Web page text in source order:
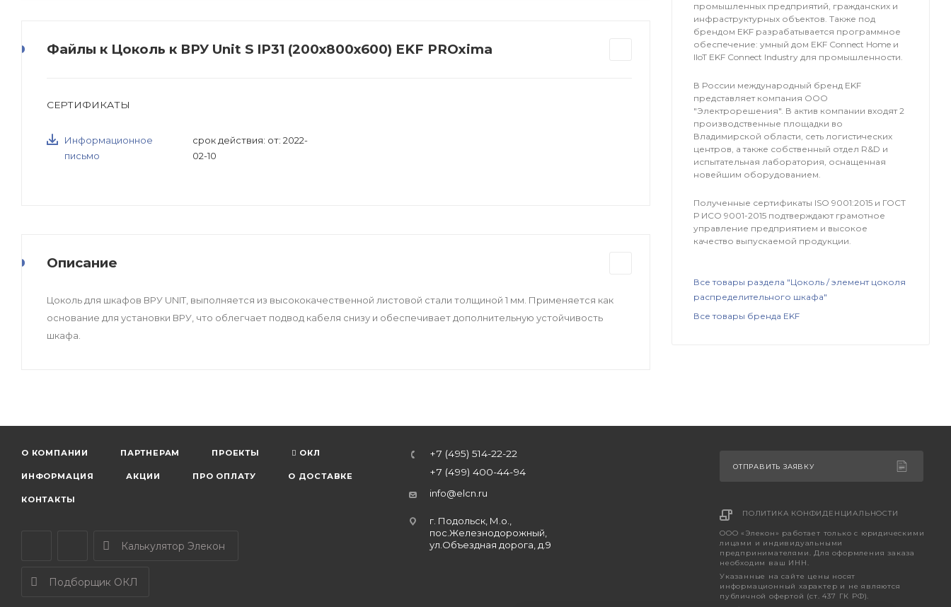
Файлы к Цоколь к ВРУ Unit S IP31 (200х800х600) EKF PROxima
СЕРТИФИКАТЫ
Информационное
письмо
срок действия: от: 2022-
02-10
Описание
Цоколь для шкафов ВРУ UNIT, выполняется из высококачественной листовой стали толщиной 1 мм. Применяется как
основание для установки ВРУ, что облегчает подвод кабеля снизу и обеспечивает дополнительную устойчивость
шкафа.
промышленных предприятий, гражданских и
инфраструктурных объектов. Также под
брендом EKF разрабатывается программное
обеспечение: умный дом EKF Connect Home и
IIoT EKF Connect Industry для промышленности.
В России международный бренд EKF
представляет компания OOO
"Электрорешения". В актив компании входят 2
производственные площадки во
Владимирской области, сеть логистических
центров, а также собственный отдел R&D и
испытательная лаборатория, оснащенная
новейшим оборудованием.
Полученные сертификаты ISO 9001:2015 и ГОСТ
Р ИСО 9001-2015 подтверждают грамотное
управление предприятием и высокое
качество выпускаемой продукции.
Все товары раздела "Цоколь / элемент цоколя
распределительного шкафа"
Все товары бренда EKF
О КОМПАНИИ ПАРТНЕРАМ ПРОЕКТЫ ОКЛ
ИНФОРМАЦИЯ АКЦИИ ПРО ОПЛАТУ О ДОСТАВКЕ
КОНТАКТЫ
Калькулятор Элекон
Подборщик ОКЛ
+7 (495) 514-22-22
+7 (499) 400-44-94
info@elcn.ru
г. Подольск, М.о.,
пос.Железнодорожный,
ул.Объездная дорога, д.9
ОТПРАВИТЬ ЗАЯВКУ
ПОЛИТИКА КОНФИДЕНЦИАЛЬНОСТИ
ООО «Элекон» работает только с юридическими
лицами и индивидуальными
предпринимателями. Для оформления заказа
необходим ваш ИНН.
Указанные на сайте цены носят
информационный характер и не являются
публичной офертой (ст. 437 ГК РФ).